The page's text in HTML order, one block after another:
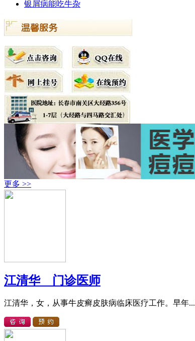
银屑病能吃牛杂
更多 >>
江清华 门诊医师
江清华，女，从事牛皮癣皮肤病临床医疗工作。早年...